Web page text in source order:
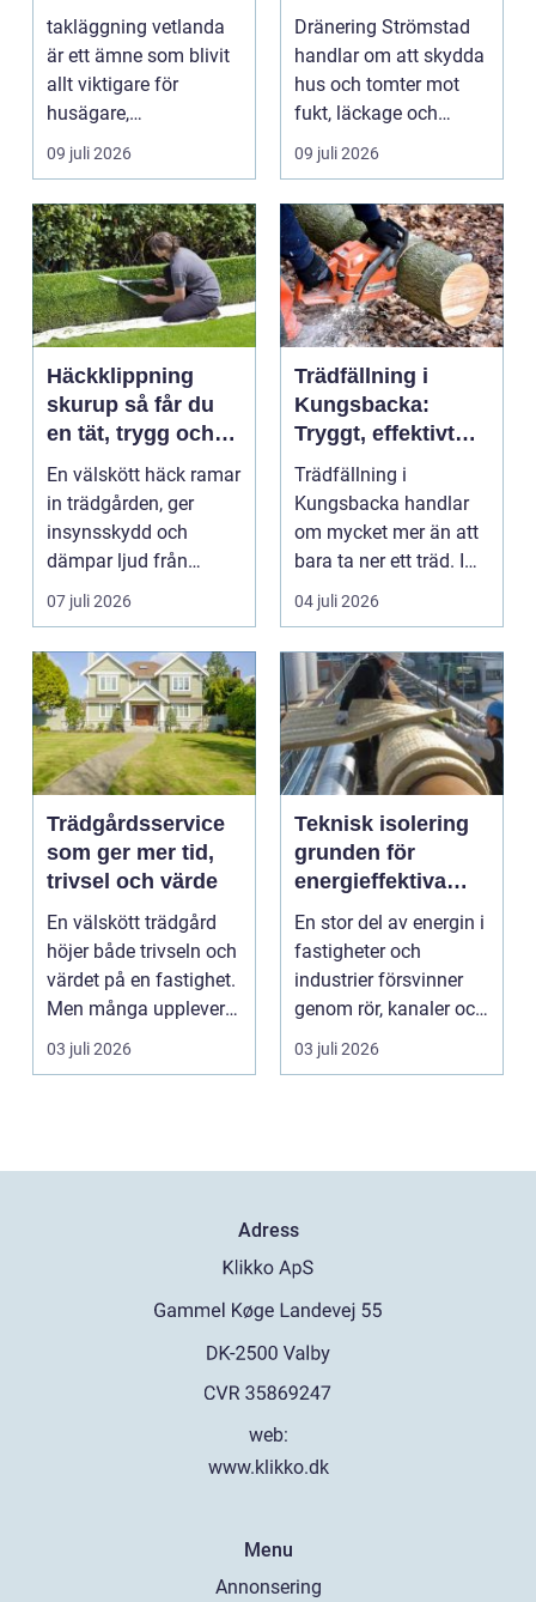
tak och trygga hus
takläggning vetlanda
är ett ämne som blivit
allt viktigare för
husägare,
bostadsrättsföreningar
och ...
09 juli 2026
tryggare
husgrunder
Dränering Strömstad
handlar om att skydda
hus och tomter mot
fukt, läckage och
l&arin...
09 juli 2026
Häckklippning
skurup så får du
en tät, trygg och
snygg häck året
runt
En välskött häck ramar
in trädgården, ger
insynsskydd och
dämpar ljud från
vägen. Samtidigt kan
häck...
07 juli 2026
Trädfällning i
Kungsbacka:
Tryggt, effektivt
och med omtanke
om hela tomten
Trädfällning i
Kungsbacka handlar
om mycket mer än att
bara ta ner ett träd. I
04 juli 2026
Trädgårdsservice
som ger mer tid,
trivsel och värde
En välskött trädgård
höjer både trivseln och
värdet på en fastighet.
Men många upplever
att tiden, o...
03 juli 2026
Teknisk isolering
grunden för
energieffektiva
och säkra
byggnader
En stor del av energin i
fastigheter och
industrier försvinner
genom rör, kanaler och
tekniska insta...
03 juli 2026
Adress
web:
www.klikko.dk
Menu
Annonsering